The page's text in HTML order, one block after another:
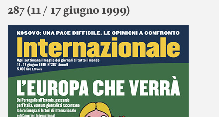
287 (11 / 17 giugno 1999)